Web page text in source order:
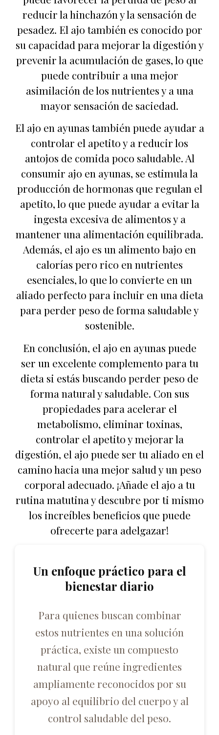
reducir la hinchazón y la sensación de
pesadez. El ajo también es conocido por
su capacidad para mejorar la digestión y
prevenir la acumulación de gases, lo que
puede contribuir a una mejor
asimilación de los nutrientes y a una
mayor sensación de saciedad.
El ajo en ayunas también puede ayudar a
controlar el apetito y a reducir los
antojos de comida poco saludable. Al
consumir ajo en ayunas, se estimula la
producción de hormonas que regulan el
apetito, lo que puede ayudar a evitar la
ingesta excesiva de alimentos y a
mantener una alimentación equilibrada.
Además, el ajo es un alimento bajo en
calorías pero rico en nutrientes
esenciales, lo que lo convierte en un
aliado perfecto para incluir en una dieta
para perder peso de forma saludable y
sostenible.
En conclusión, el ajo en ayunas puede
ser un excelente complemento para tu
dieta si estás buscando perder peso de
forma natural y saludable. Con sus
propiedades para acelerar el
metabolismo, eliminar toxinas,
controlar el apetito y mejorar la
digestión, el ajo puede ser tu aliado en el
camino hacia una mejor salud y un peso
corporal adecuado. ¡Añade el ajo a tu
rutina matutina y descubre por ti mismo
los increíbles beneficios que puede
ofrecerte para adelgazar!
Un enfoque práctico para el
bienestar diario
Para quienes buscan combinar
estos nutrientes en una solución
práctica, existe un compuesto
natural que reúne ingredientes
ampliamente reconocidos por su
apoyo al equilibrio del cuerpo y al
control saludable del peso.